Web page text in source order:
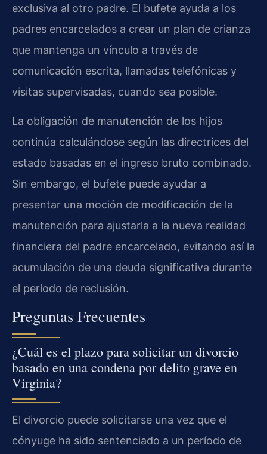
exclusiva al otro padre. El bufete ayuda a los
padres encarcelados a crear un plan de crianza
que mantenga un vínculo a través de
comunicación escrita, llamadas telefónicas y
visitas supervisadas, cuando sea posible.
La obligación de manutención de los hijos
continúa calculándose según las directrices del
estado basadas en el ingreso bruto combinado.
Sin embargo, el bufete puede ayudar a
presentar una moción de modificación de la
manutención para ajustarla a la nueva realidad
financiera del padre encarcelado, evitando así la
acumulación de una deuda significativa durante
el período de reclusión.
Preguntas Frecuentes
¿Cuál es el plazo para solicitar un divorcio
basado en una condena por delito grave en
Virginia?
El divorcio puede solicitarse una vez que el
cónyuge ha sido sentenciado a un período de